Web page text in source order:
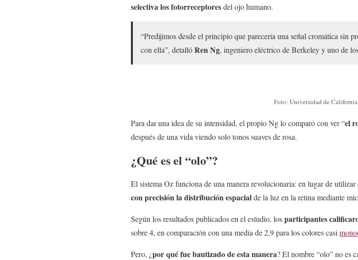
selectiva los fotorreceptoresdel ojo humano.
“Predijimos desde el principio que parecería una señal cromática sin
con ella”, detallóRen Ng, ingeniero eléctrico de Berkeley y uno de
Foto: Universidad de
Para dar una idea de su intensidad, el propio Ng lo comparó con ver “el
después de una vida viendo solo tonos suaves de rosa.
¿Qué es el “olo”?
El sistema Oz funciona de una manera revolucionaria: en lugar de
con precisión la distribución espacialde la luz en la retina mediante
Según los resultados publicados en el estudio, losparticipantes
sobre 4, en comparación con una media de 2,9 para los colores casi
Pero, ¿por qué fue bautizado de esta manera? El nombre “olo” no es